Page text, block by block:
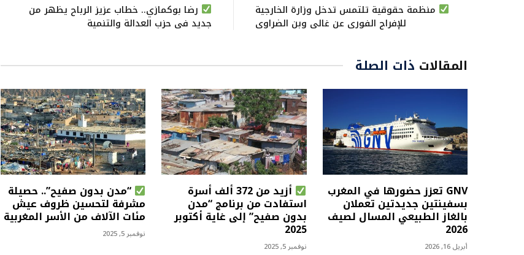
منظمة حقوقية تلتمس تدخل وزارة الخارجية
للإفراج الفوري عن غالي وبن الضراوي
رضا بوكمازي.. خطاب عزيز الرباح يظهر من
جديد في حزب العدالة والتنمية
المقالات ذات الصلة
GNV تعزز حضورها في المغرب
بسفينتين جديدتين تعملان
بالغاز الطبيعي المسال لصيف
2026
أبريل 16, 2026
أزيد من 372 ألف أسرة
استفادت من برنامج “مدن
بدون صفيح” إلى غاية أكتوبر
2025
نوفمبر 5, 2025
“مدن بدون صفيح”.. حصيلة
مشرفة لتحسين ظروف عيش
مئات الآلاف من الأسر المغربية
نوفمبر 5, 2025